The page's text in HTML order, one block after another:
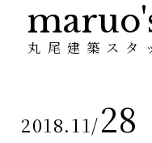
丸尾建築スタ
2018.11/28